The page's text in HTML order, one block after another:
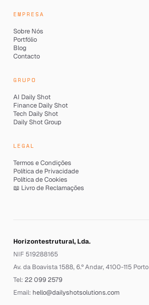
EMPRESA
Sobre Nós
Portfólio
Blog
Contacto
GRUPO
AI Daily Shot
Finance Daily Shot
Tech Daily Shot
Daily Shot Group
LEGAL
Termos e Condições
Política de Privacidade
Política de Cookies
📖 Livro de Reclamações
Horizontestrutural, Lda.
NIF 519288165
Av. da Boavista 1588, 6.º Andar, 4100-115 Porto
Tel: 22 099 2579
Email: hello@dailyshotsolutions.com